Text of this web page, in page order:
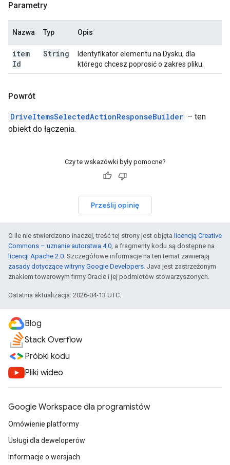
Parametry
Nazwa Typ Opis
item
Id
String
Identyfikator elementu na Dysku, dla
którego chcesz poprosić o zakres pliku.
Powrót
DriveItemsSelectedActionResponseBuilder – ten
obiekt do łączenia.
Czy te wskazówki były pomocne?
Prześlij opinię
O ile nie stwierdzono inaczej, treść tej strony jest objęta licencją Creative
Commons – uznanie autorstwa 4.0, a fragmenty kodu są dostępne na
licencji Apache 2.0. Szczegółowe informacje na ten temat zawierają
zasady dotyczące witryny Google Developers. Java jest zastrzeżonym
znakiem towarowym firmy Oracle i jej podmiotów stowarzyszonych.
Ostatnia aktualizacja: 2026-04-13 UTC.
Blog
Stack Overflow
Próbki kodu
Pliki wideo
Google Workspace dla programistów
Omówienie platformy
Usługi dla deweloperów
Informacje o wersjach